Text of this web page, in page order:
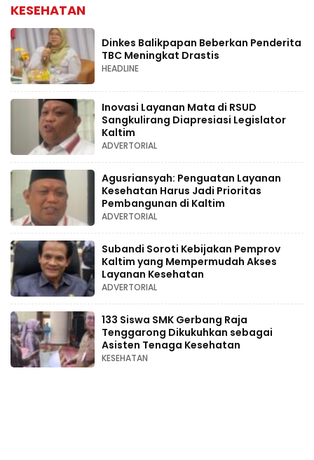
KESEHATAN
Dinkes Balikpapan Beberkan Penderita
TBC Meningkat Drastis
HEADLINE
Inovasi Layanan Mata di RSUD
Sangkulirang Diapresiasi Legislator
Kaltim
ADVERTORIAL
Agusriansyah: Penguatan Layanan
Kesehatan Harus Jadi Prioritas
Pembangunan di Kaltim
ADVERTORIAL
Subandi Soroti Kebijakan Pemprov
Kaltim yang Mempermudah Akses
Layanan Kesehatan
ADVERTORIAL
133 Siswa SMK Gerbang Raja
Tenggarong Dikukuhkan sebagai
Asisten Tenaga Kesehatan
KESEHATAN